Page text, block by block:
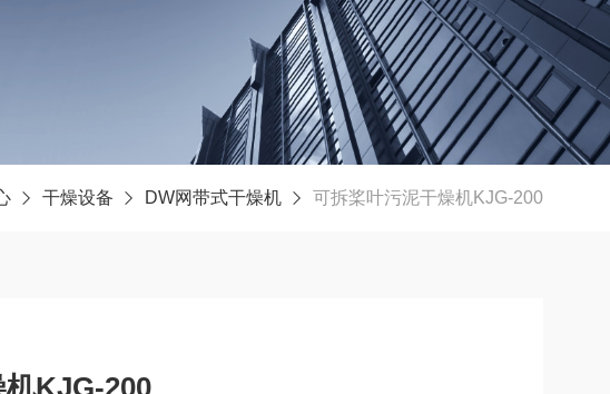
干燥设备 DW网带式干燥机 可拆桨叶污泥干燥机KJG-200
KJG-200